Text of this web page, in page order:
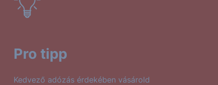
Pro tipp
Kedvező adózás érdekében vásárold